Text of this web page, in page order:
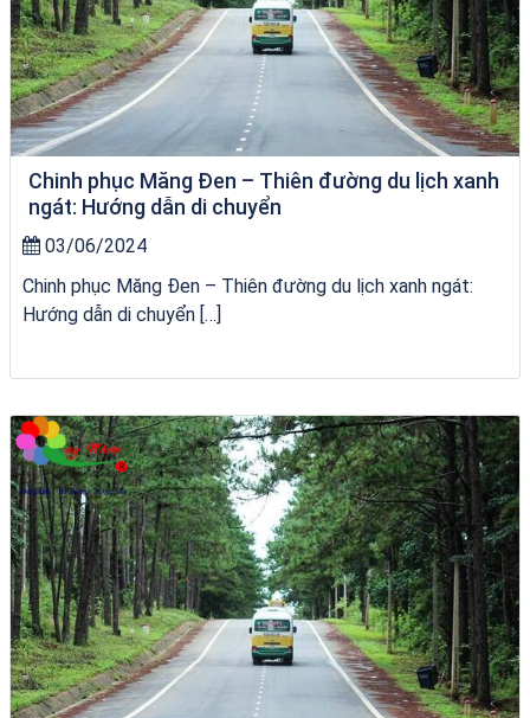
Chinh phục Măng Đen – Thiên đường du lịch xanh
ngát: Hướng dẫn di chuyển
03/06/2024
Chinh phục Măng Đen – Thiên đường du lịch xanh ngát:
Hướng dẫn di chuyển […]
bãi tắm Quy Nhơn